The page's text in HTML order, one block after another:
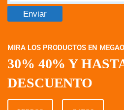
MIRA LOS PRODUCTOS EN
30% 40% Y
DESCUENTO